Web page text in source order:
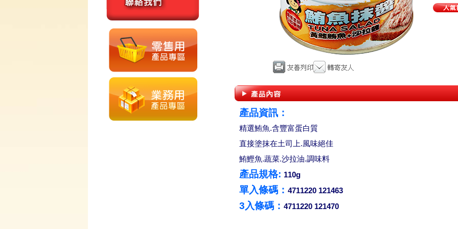
產品資訊：
精選鮪魚.含豐富蛋白質
直接塗抹在土司上.風味絕佳
鮪鰹魚.蔬菜.沙拉油.調味料
產品規格: 110g
單入條碼： 4711220 121463
3入條碼： 4711220 121470